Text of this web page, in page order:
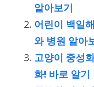
알아보기
어린이 백일
와 병원 알아
고양이 중성
화! 바로 알기